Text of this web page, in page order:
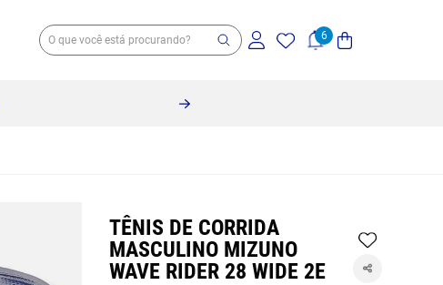
TÊNIS DE CORRIDA
MASCULINO MIZUNO
WAVE RIDER 28 WIDE 2E